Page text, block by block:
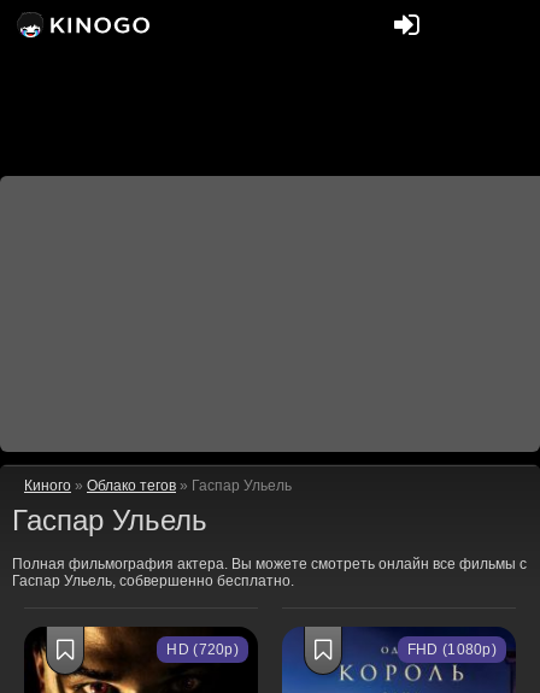
Киного » Облако тегов » Гаспар Ульель
Гаспар Ульель
Полная фильмография актера. Вы можете смотреть онлайн все фильмы с
Гаспар Ульель, собвершенно бесплатно.
HD (720p) FHD (1080p)